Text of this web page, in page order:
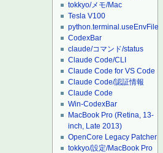
tokkyo/メモ/Mac
Tesla V100
python.terminal.useEnvFile
CodexBar
claude/コマンド/status
Claude Code/CLI
Claude Code for VS Code
Claude Code/認証情報
Claude Code
Win-CodexBar
MacBook Pro (Retina, 13-
inch, Late 2013)
OpenCore Legacy Patcher
tokkyo/設定/MacBook Pro